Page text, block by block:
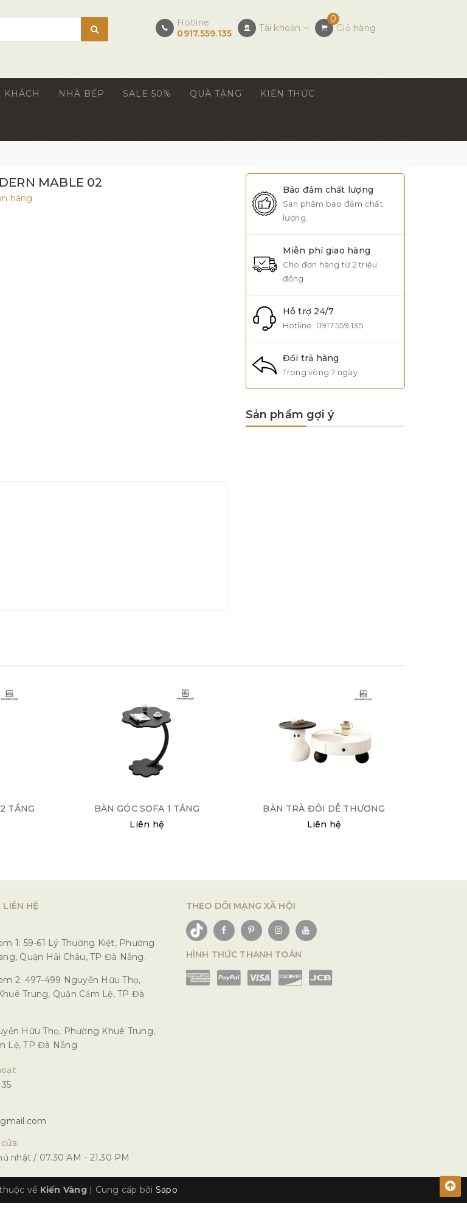
Hotline
0917.559.135
Tài khoản
0
Giỏ hàng
KHÁCH NHÀ BẾP SALE 50% QUÀ TẶNG KIẾN THỨC
MABLE 02
hàng
Bảo đảm chất lượng
Sản phẩm bảo đảm chất
lượng.
Miễn phí giao hàng
Cho đơn hàng từ 2 triệu
đồng.
Hỗ trợ 24/7
Hotline: 0917.559.135
Đổi trả hàng
Trong vòng 7 ngày.
Sản phẩm gợi ý
TẦNG
BÀN GÓC SOFA 1 TẦNG
Liên hệ
BÀN TRÀ ĐÔI DỄ THƯƠNG
Liên hệ
LIÊN HỆ
1: 59-61 Lý Thường Kiệt, Phường
Quận Hải Châu, TP Đà Nẵng.
2: 497-499 Nguyễn Hữu Thọ,
Trung, Quận Cẩm Lệ, TP Đà
Hữu Thọ, Phường Khuê Trung,
Lệ, TP Đà Nẵng
nhật / 07.30 AM - 21.30 PM
THEO DÕI MẠNG XÃ HỘI
HÌNH THỨC THANH TOÁN
về Kiến Vàng | Cung cấp bởi Sapo